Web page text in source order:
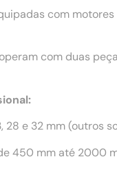
com
operam com duas
28 e 32 mm (outros
450 mm até 2000